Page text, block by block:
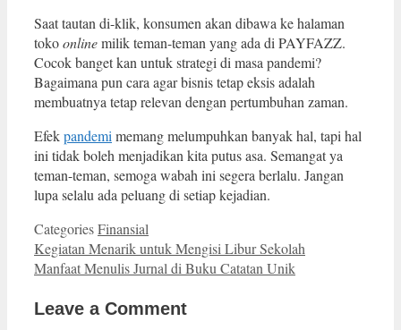
Saat tautan di-klik, konsumen akan dibawa ke halaman
tokoonlinemilik teman-teman yang ada di PAYFAZZ.
Cocok banget kan untuk strategi di masa pandemi?
Bagaimana pun cara agar bisnis tetap eksis adalah
membuatnya tetap relevan dengan pertumbuhan zaman.
Efekpandemimemang melumpuhkan banyak hal, tapi hal
ini tidak boleh menjadikan kita putus asa. Semangat ya
teman-teman, semoga wabah ini segera berlalu. Jangan
lupa selalu ada peluang di setiap kejadian.
CategoriesFinansial
Kegiatan Menarik untuk Mengisi Libur Sekolah
Manfaat Menulis Jurnal di Buku Catatan Unik
Leave a Comment